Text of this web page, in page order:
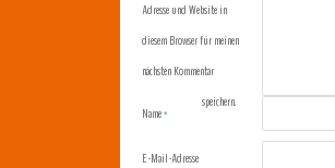
Name*
E-Mail-Adresse
Adresse und Website in
diesem Browser für meinen
nächsten Kommentar
speichern.